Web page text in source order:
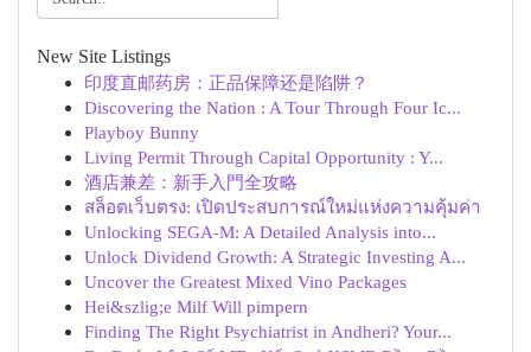
New Site Listings
印度直邮药房：正品保障还是陷阱？
Discovering the Nation : A Tour Through Four Ic...
Playboy Bunny
Living Permit Through Capital Opportunity : Y...
酒店兼差：新手入門全攻略
สล็อตเว็บตรง: เปิดประสบการณ์ใหม่แห่งความคุ้มค่า
Unlocking SEGA-M: A Detailed Analysis into...
Unlock Dividend Growth: A Strategic Investing A...
Uncover the Greatest Mixed Vino Packages
Hei&szlig;e Milf Will pimpern
Finding The Right Psychiatrist in Andheri? Your...